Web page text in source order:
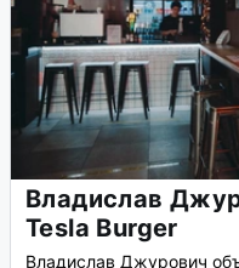
Владислав
Tesla Burger
Владислав Джурович